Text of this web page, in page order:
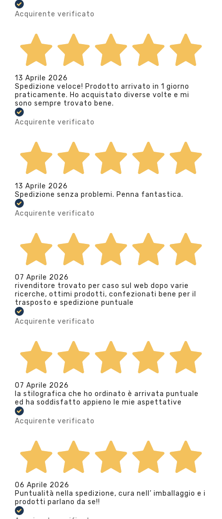
Acquirente verificato
13 Aprile 2026
Spedizione veloce! Prodotto arrivato in 1 giorno
praticamente. Ho acquistato diverse volte e mi
sono sempre trovato bene.
Acquirente verificato
13 Aprile 2026
Spedizione senza problemi. Penna fantastica.
Acquirente verificato
07 Aprile 2026
rivenditore trovato per caso sul web dopo varie
ricerche, ottimi prodotti, confezionati bene per il
trasposto e spedizione puntuale
Acquirente verificato
07 Aprile 2026
la stilografica che ho ordinato è arrivata puntuale
ed ha soddisfatto appieno le mie aspettative
Acquirente verificato
06 Aprile 2026
Puntualità nella spedizione, cura nell’ imballaggio e i
prodotti parlano da se!!